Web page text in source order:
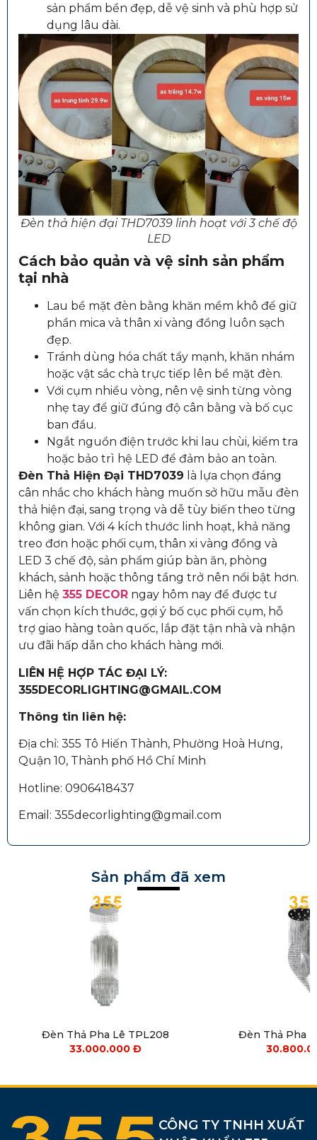
sản phẩm bền đẹp, dễ vệ sinh và phù hợp sử
dụng lâu dài.
Đèn thả hiện đại THD7039 linh hoạt với 3 chế độ
LED
Cách bảo quản và vệ sinh sản phẩm
tại nhà
Lau bề mặt đèn bằng khăn mềm khô để giữ
phần mica và thân xi vàng đồng luôn sạch
đẹp.
Tránh dùng hóa chất tẩy mạnh, khăn nhám
hoặc vật sắc chà trực tiếp lên bề mặt đèn.
Với cụm nhiều vòng, nên vệ sinh từng vòng
nhẹ tay để giữ đúng độ cân bằng và bố cục
ban đầu.
Ngắt nguồn điện trước khi lau chùi, kiểm tra
hoặc bảo trì hệ LED để đảm bảo an toàn.
Đèn Thả Hiện Đại THD7039 là lựa chọn đáng
cân nhắc cho khách hàng muốn sở hữu mẫu đèn
thả hiện đại, sang trọng và dễ tùy biến theo từng
không gian. Với 4 kích thước linh hoạt, khả năng
treo đơn hoặc phối cụm, thân xi vàng đồng và
LED 3 chế độ, sản phẩm giúp bàn ăn, phòng
khách, sảnh hoặc thông tầng trở nên nổi bật hơn.
Liên hệ 355 DECOR ngay hôm nay để được tư
vấn chọn kích thước, gợi ý bố cục phối cụm, hỗ
trợ giao hàng toàn quốc, lắp đặt tận nhà và nhận
ưu đãi hấp dẫn cho khách hàng mới.
LIÊN HỆ HỢP TÁC ĐẠI LÝ:
355DECORLIGHTING@GMAIL.COM
Thông tin liên hệ:
Địa chỉ: 355 Tô Hiến Thành, Phường Hoà Hưng,
Quận 10, Thành phố Hồ Chí Minh
Hotline: 0906418437
Email: 355decorlighting@gmail.com
Sản phẩm đã xem
Đèn Thả Pha Lê TPL208
33.000.000Đ
Đèn Thả Pha
CÔNG TY TNHH XUẤT